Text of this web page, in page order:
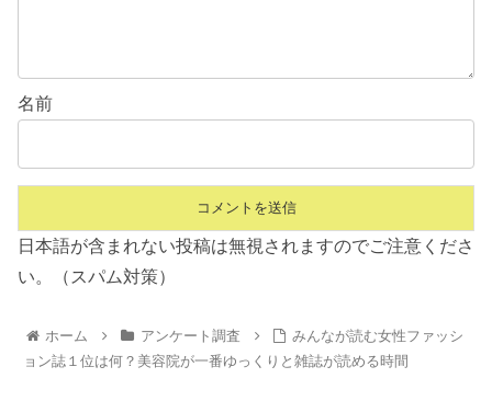
名前
日本語が含まれない投稿は無視されますのでご注意くださ
い。（スパム対策）
ホーム アンケート調査
みんなが読む女性ファッシ
ョン誌１位は何？美容院が一番ゆっくりと雑誌が読める時間